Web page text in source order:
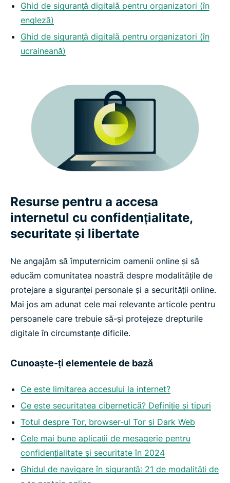
Ghid de siguranță digitală pentru organizatori (în
engleză)
Ghid de siguranță digitală pentru organizatori (în
ucraineană)
Resurse pentru a accesa
internetul cu confidențialitate,
securitate și libertate
Ne angajăm să împuternicim oamenii online și să
educăm comunitatea noastră despre modalitățile de
protejare a siguranței personale și a securității online.
Mai jos am adunat cele mai relevante articole pentru
persoanele care trebuie să-și protejeze drepturile
digitale în circumstanțe dificile.
Cunoaște-ți elementele de bază
Ce este limitarea accesului la internet?
Ce este securitatea cibernetică? Definiție și tipuri
Totul despre Tor, browser-ul Tor și Dark Web
Cele mai bune aplicații de mesagerie pentru
confidențialitate și securitate în 2024
Ghidul de navigare în siguranță: 21 de modalități de